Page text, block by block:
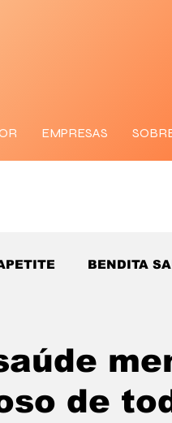
EMPRESAS
BENDITA
de